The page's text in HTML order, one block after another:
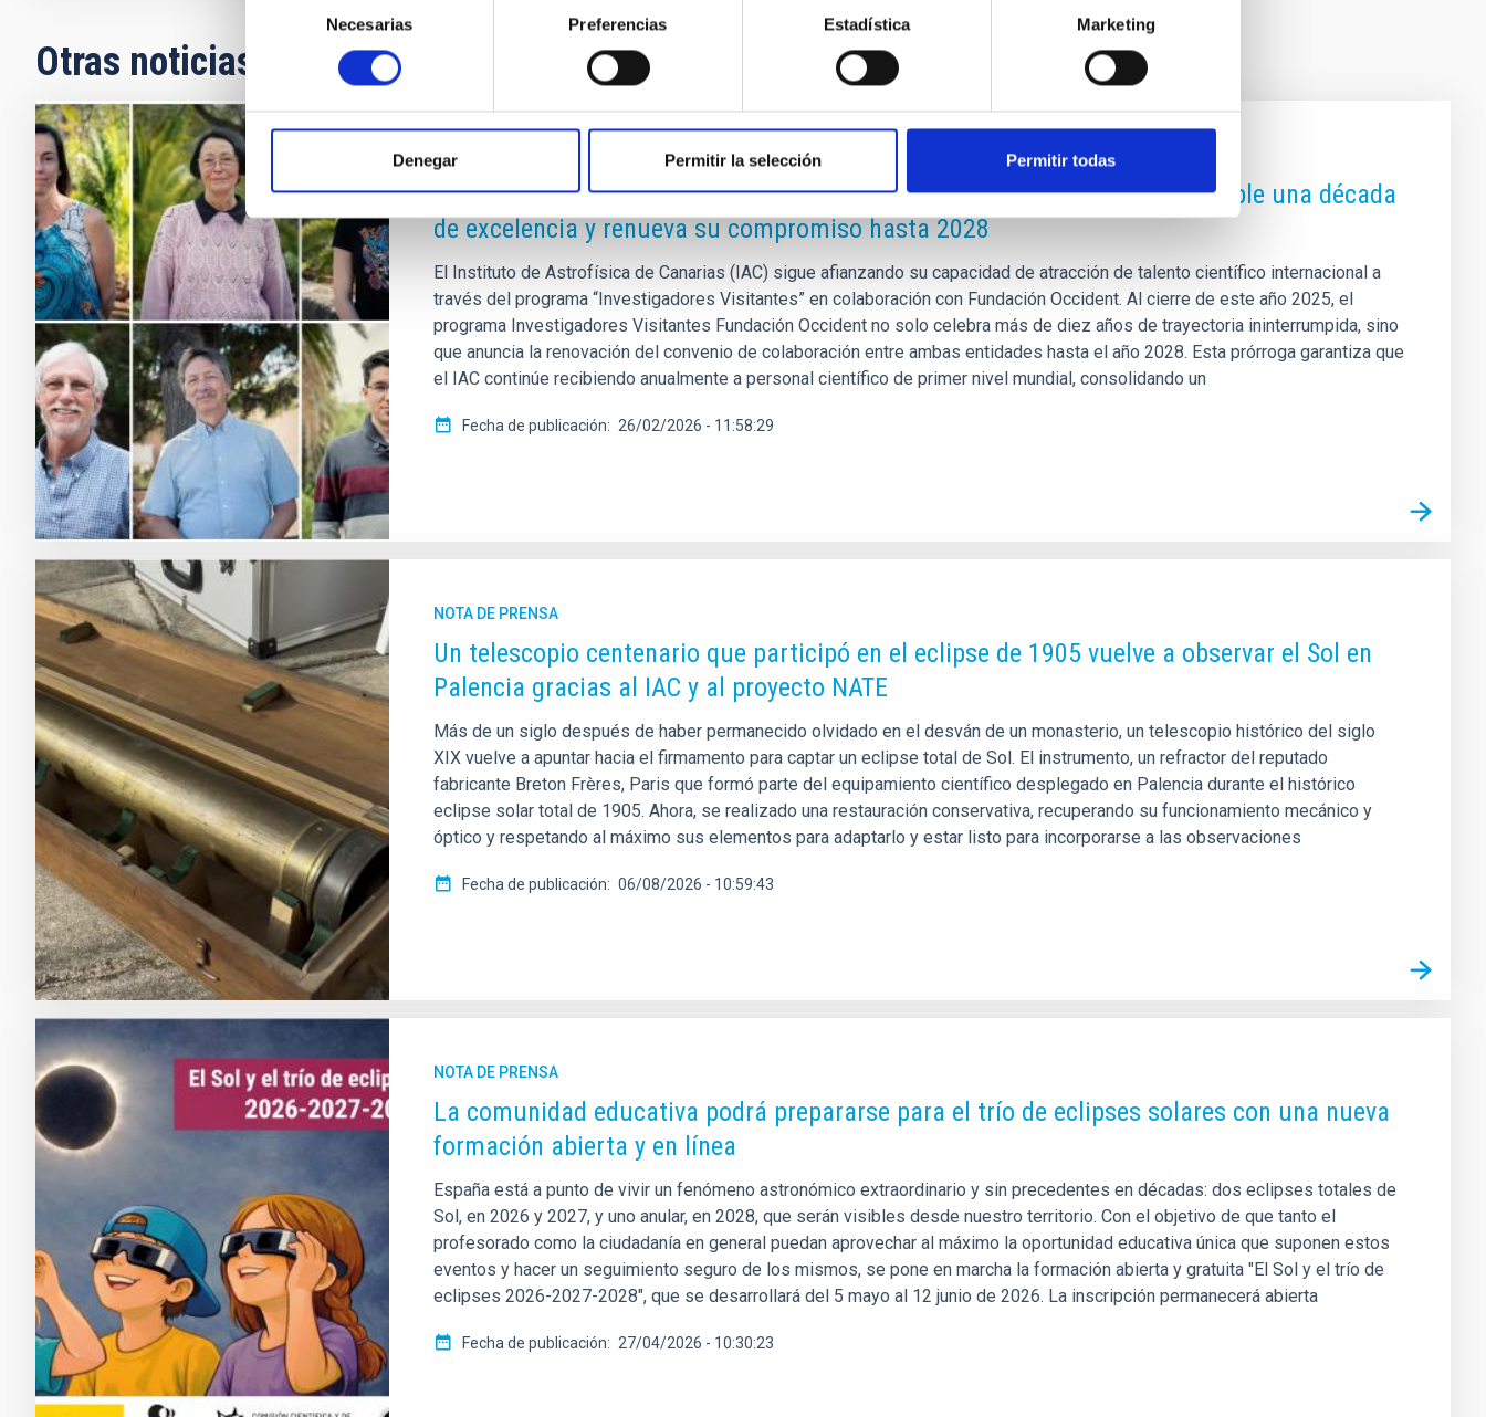
consentimiento
Necesarias Preferencias Estadística Marketing
Denegar Permitir la selección Permitir todas
Otras noticias relacionadas
NOTA DE PRENSA
El Programa de Investigadores Visitantes Fundación Occident del IAC cumple una década
de excelencia y renueva su compromiso hasta 2028
El Instituto de Astrofísica de Canarias (IAC) sigue afianzando su capacidad de atracción de talento científico internacional a
través del programa “Investigadores Visitantes” en colaboración con Fundación Occident. Al cierre de este año 2025, el
programa Investigadores Visitantes Fundación Occident no solo celebra más de diez años de trayectoria ininterrumpida, sino
que anuncia la renovación del convenio de colaboración entre ambas entidades hasta el año 2028. Esta prórroga garantiza que
el IAC continúe recibiendo anualmente a personal científico de primer nivel mundial, consolidando un
Fecha de publicación 26/02/2026 - 11:58:29
NOTA DE PRENSA
Un telescopio centenario que participó en el eclipse de 1905 vuelve a observar el Sol en
Palencia gracias al IAC y al proyecto NATE
Más de un siglo después de haber permanecido olvidado en el desván de un monasterio, un telescopio histórico del siglo
XIX vuelve a apuntar hacia el firmamento para captar un eclipse total de Sol. El instrumento, un refractor del reputado
fabricante Breton Frères, Paris que formó parte del equipamiento científico desplegado en Palencia durante el histórico
eclipse solar total de 1905. Ahora, se realizado una restauración conservativa, recuperando su funcionamiento mecánico y
óptico y respetando al máximo sus elementos para adaptarlo y estar listo para incorporarse a las observaciones
Fecha de publicación 06/08/2026 - 10:59:43
NOTA DE PRENSA
La comunidad educativa podrá prepararse para el trío de eclipses solares con una nueva
formación abierta y en línea
España está a punto de vivir un fenómeno astronómico extraordinario y sin precedentes en décadas: dos eclipses totales de
Sol, en 2026 y 2027, y uno anular, en 2028, que serán visibles desde nuestro territorio. Con el objetivo de que tanto el
profesorado como la ciudadanía en general puedan aprovechar al máximo la oportunidad educativa única que suponen estos
eventos y hacer un seguimiento seguro de los mismos, se pone en marcha la formación abierta y gratuita "El Sol y el trío de
eclipses 2026-2027-2028", que se desarrollará del 5 mayo al 12 junio de 2026. La inscripción permanecerá abierta
Fecha de publicación 27/04/2026 - 10:30:23